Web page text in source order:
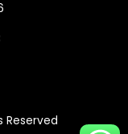
Reserved